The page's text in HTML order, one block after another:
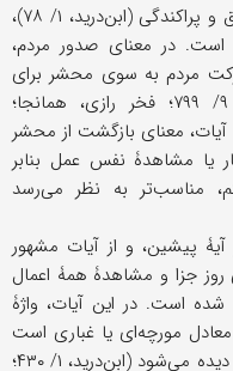
واژۀ اشتات نیز جمع شتت به معنای تفرق و پراکندگی (ابن‌درید، ۱/ ۷۸)،
است. در معنای صدور مردم،
مردم به سوی محشر برای
حسابرسی بیان شده است (طبرسی، ۹/ ۷۹۹؛ فخر رازی، همانجا؛
برپایۀ سیاق آیات، معنای بازگشت از محشر
یا مشاهدۀ نفس عمل بنابر
مناسب‌تر به نظر می‌رسد
پیشین، و از آیات مشهور
جزا و مشاهدۀ همۀ اعمال
است. در این آیات، واژۀ
مورچه‌ای یا غباری است
که بر اثر تابش شعاع نور خورشید در هوا دیده می‌شود (ابن‌درید، ۱/ ۴۳۰؛